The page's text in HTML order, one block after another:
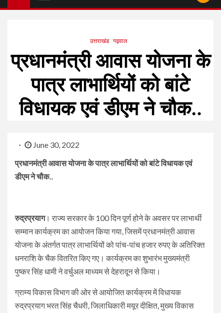
उत्तराखंड गढ़वाल
प्रधानमंत्री आवास योजना के
पात्र लाभार्थियों को बांटे
विधायक एवं डीएम ने चौक..
June 30, 2022
प्रधानमंत्री आवास योजना के पात्र लाभार्थियों को बांटे विधायक एवं
डीएम ने चौक..
रुद्रप्रयाग। राज्य सरकार के 100 दिन पूर्ण होने के अवसर पर लाभार्थी
सम्मान कार्यक्रम का आयोजन किया गया, जिसमें प्रधानमंत्री आवास
योजना के अंतर्गत पात्र लाभार्थियों को पांच-पांच हजार रुपए के अतिरिक्त
धनराशि के चैक वितरित किए गए। कार्यक्रम का शुभारंभ मुख्यमंत्री
पुष्कर सिंह धामी ने वर्चुअल माध्यम से देहरादून से किया।
ग्राम्य विकास विभाग की ओर से आयोजित कार्यक्रम में विधायक
रुद्रप्रयाग भरत सिंह चैधरी, जिलाधिकारी मयूर दीक्षित, मुख्य विकास